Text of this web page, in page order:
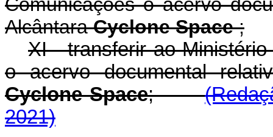
AlcântaraCyclone Space;
XI - transferir ao
o acervo documental
Cyclone Space;
2021)